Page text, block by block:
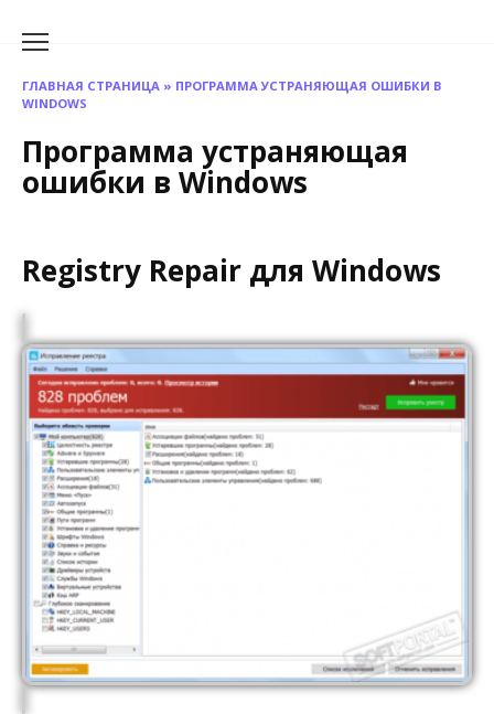
ГЛАВНАЯ СТРАНИЦА » ПРОГРАММА УСТРАНЯЮЩАЯ ОШИБКИ В
WINDOWS
Программа устраняющая
ошибки в Windows
Registry Repair для Windows